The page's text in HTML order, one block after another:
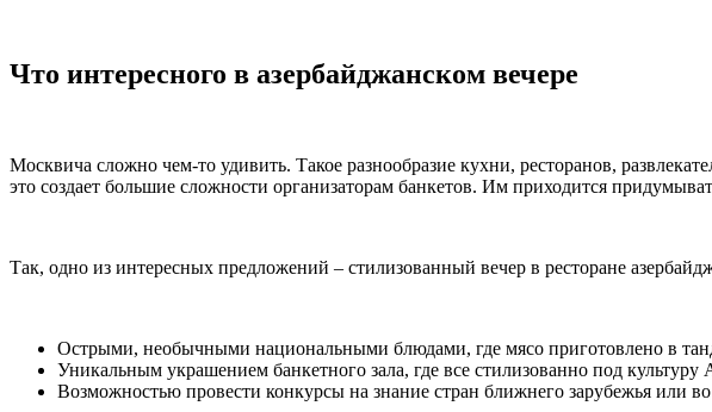
Что интересного в азербайджанском вечере
Москвича сложно чем-то удивить. Такое разнообразие кухни, ресторанов,
это создает большие сложности организаторам банкетов. Им приходится
Так, одно из интересных предложений – стилизованный вечер в ресторане
Острыми, необычными национальными блюдами, где мясо приготовлено в
Уникальным украшением банкетного зала, где все стилизованно под культуру
Возможностью провести конкурсы на знание стран ближнего зарубежья или